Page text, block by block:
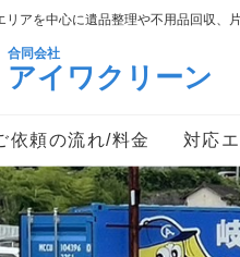
リアを中心に遺品整理や不用品回収、
合同会社
アイワクリーン
依頼の流れ/料金 対応